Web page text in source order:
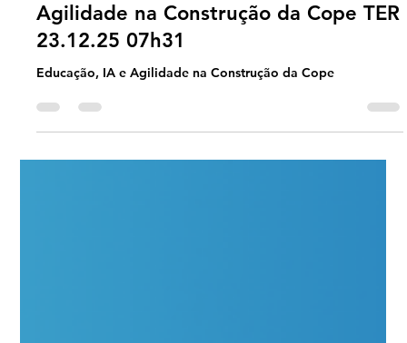
#JornadaÁgil EP1779 Educação, IA e
Agilidade na Construção da Cope TER
23.12.25 07h31
Educação, IA e Agilidade na Construção da Cope